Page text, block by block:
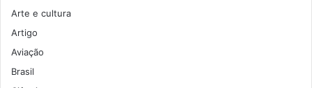
Arte e cultura
Artigo
Aviação
Brasil